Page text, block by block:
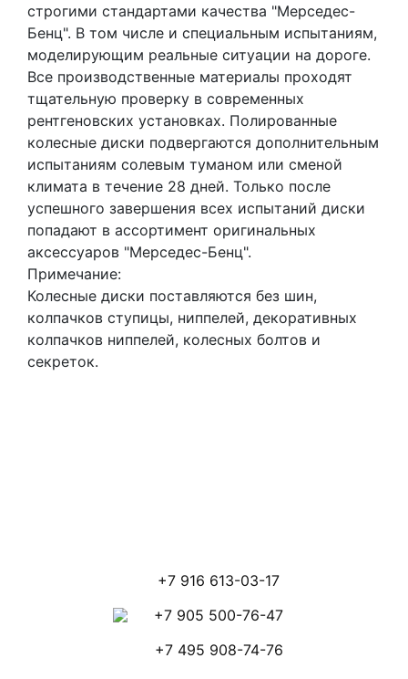
строгими стандартами качества "Мерседес-
Бенц". В том числе и специальным испытаниям,
моделирующим реальные ситуации на дороге.
Все производственные материалы проходят
тщательную проверку в современных
рентгеновских установках. Полированные
колесные диски подвергаются дополнительным
испытаниям солевым туманом или сменой
климата в течение 28 дней. Только после
успешного завершения всех испытаний диски
попадают в ассортимент оригинальных
аксессуаров "Мерседес-Бенц".
Примечание:
Колесные диски поставляются без шин,
колпачков ступицы, ниппелей, декоративных
колпачков ниппелей, колесных болтов и
секреток.
+7 916 613-03-17
+7 905 500-76-47
+7 495 908-74-76